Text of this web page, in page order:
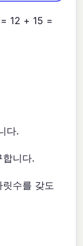
12 + 15 =
다.
합니다.
수를 갖도